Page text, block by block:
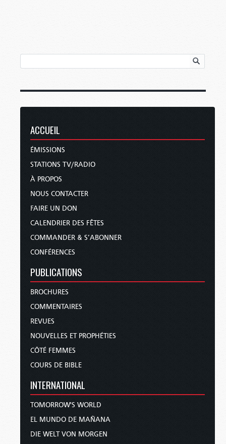
ACCUEIL
ÉMISSIONS
STATIONS TV/RADIO
À PROPOS
NOUS CONTACTER
FAIRE UN DON
CALENDRIER DES FÊTES
COMMANDER & S’ABONNER
CONFÉRENCES
PUBLICATIONS
BROCHURES
COMMENTAIRES
REVUES
NOUVELLES ET PROPHÉTIES
CÔTÉ FEMMES
COURS DE BIBLE
INTERNATIONAL
TOMORROW'S WORLD
EL MUNDO DE MAÑANA
DIE WELT VON MORGEN